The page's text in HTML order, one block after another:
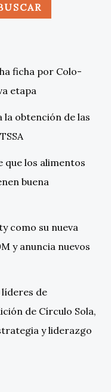
ficha por Colo-
etapa
obtención de las
que los alimentos
buena
como su nueva
y anuncia nuevos
líderes de
de Círculo Sola,
y liderazgo